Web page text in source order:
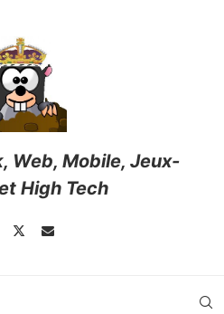
Web, Mobile, Jeux-
High Tech